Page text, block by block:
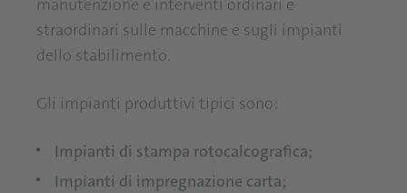
manutenzione e interventi ordinari e
straordinari sulle macchine e sugli impianti
dello stabilimento.
Gli impianti produttivi tipici sono:
Impianti di stampa rotocalcografica;
Impianti di impregnazione carta;